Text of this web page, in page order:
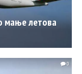
мање летова
0